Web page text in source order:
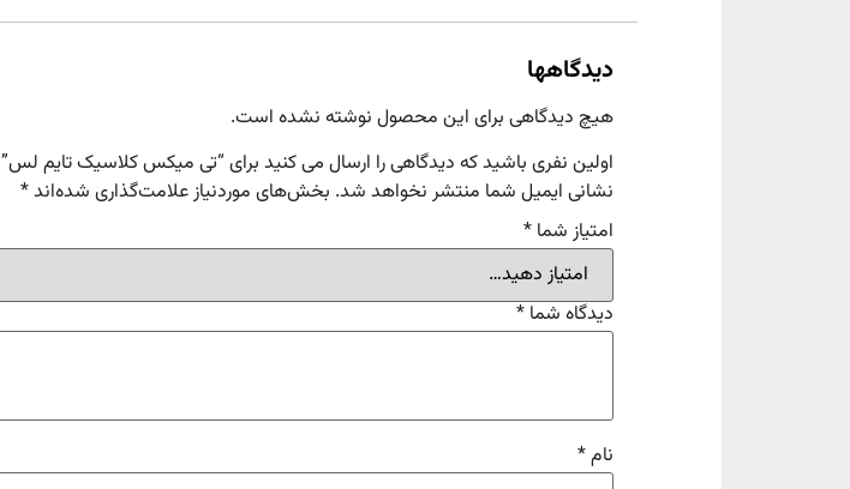
دیدگاهها
هیچ دیدگاهی برای این محصول نوشته نشده است.
اولین نفری باشید که دیدگاهی را ارسال می کنید برای “تی میکس کلاسیک تایم لس”
نشانی ایمیل شما منتشر نخواهد شد. بخش‌های موردنیاز علامت‌گذاری شده‌اند*
امتیاز شما *
دیدگاه شما *
نام*